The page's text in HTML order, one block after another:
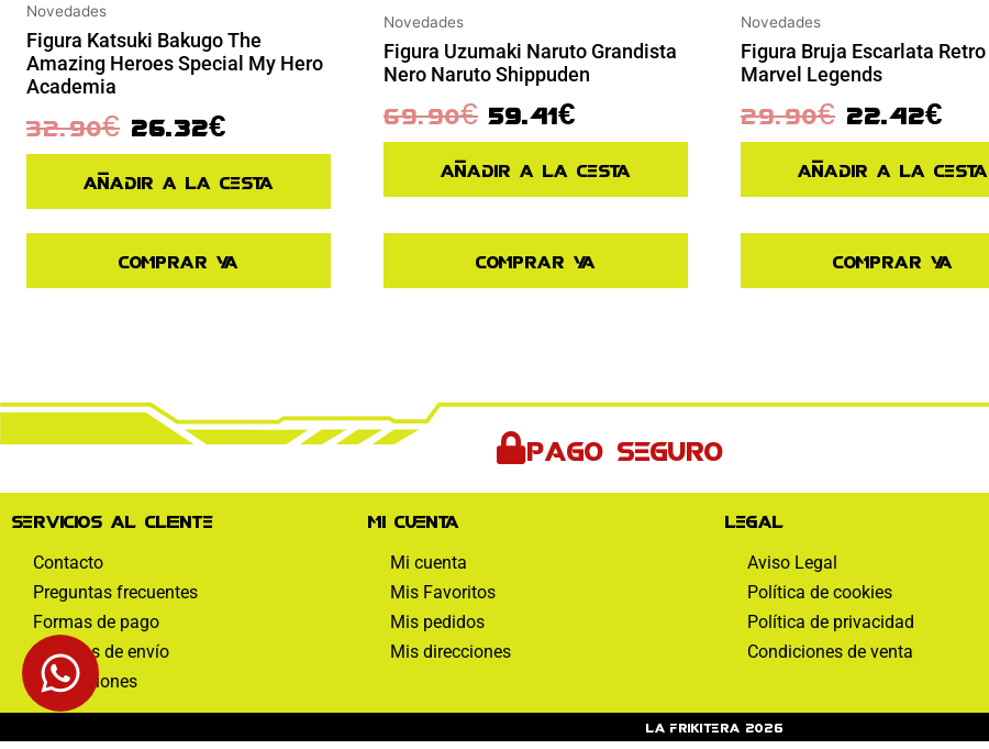
Novedades
Figura Katsuki Bakugo The
Amazing Heroes Special My Hero
Academia
32.90€ 26.32€
Añadir a la cesta
Comprar ya
Novedades
Figura Uzumaki Naruto Grandista
Nero Naruto Shippuden
69.90€ 59.41€
Añadir a la cesta
Comprar ya
Novedades
Figura Bruja Escarlata Retro
Marvel Legends
29.90€ 22.42€
Añadir a la cesta
Comprar ya
Pago seguro
Servicios al cliente
Contacto
Preguntas frecuentes
Formas de pago
Políticas de envío
Devoluciones
Mi cuenta
Mi cuenta
Mis Favoritos
Mis pedidos
Mis direcciones
Legal
Aviso Legal
Política de cookies
Política de privacidad
Condiciones de venta
La Frikitera 2026